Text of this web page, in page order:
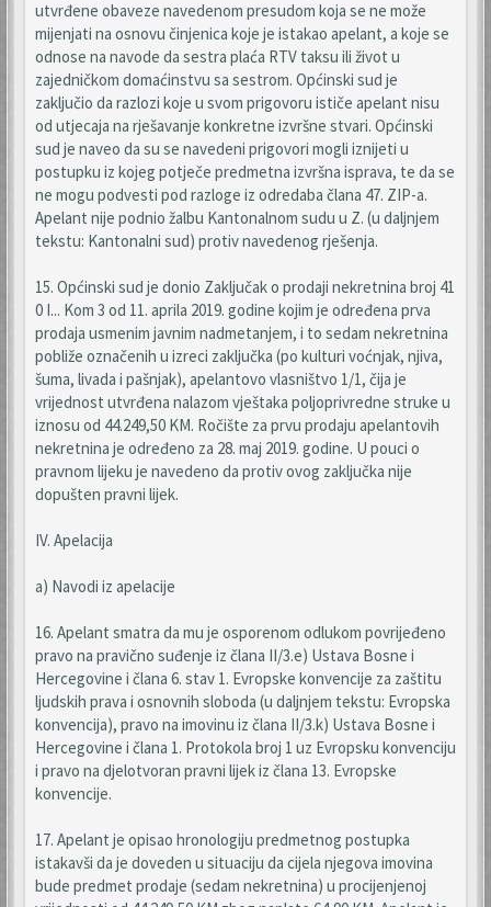
utvrđene obaveze navedenom presudom koja se ne može
mijenjati na osnovu činjenica koje je istakao apelant, a koje se
odnose na navode da sestra plaća RTV taksu ili život u
zajedničkom domaćinstvu sa sestrom. Općinski sud je
zaključio da razlozi koje u svom prigovoru ističe apelant nisu
od utjecaja na rješavanje konkretne izvršne stvari. Općinski
sud je naveo da su se navedeni prigovori mogli iznijeti u
postupku iz kojeg potječe predmetna izvršna isprava, te da se
ne mogu podvesti pod razloge iz odredaba člana 47. ZIP-a.
Apelant nije podnio žalbu Kantonalnom sudu u Z. (u daljnjem
tekstu: Kantonalni sud) protiv navedenog rješenja.
15. Općinski sud je donio Zaključak o prodaji nekretnina broj 41
0 I... Kom 3 od 11. aprila 2019. godine kojim je određena prva
prodaja usmenim javnim nadmetanjem, i to sedam nekretnina
pobliže označenih u izreci zaključka (po kulturi voćnjak, njiva,
šuma, livada i pašnjak), apelantovo vlasništvo 1/1, čija je
vrijednost utvrđena nalazom vještaka poljoprivredne struke u
iznosu od 44.249,50 KM. Ročište za prvu prodaju apelantovih
nekretnina je određeno za 28. maj 2019. godine. U pouci o
pravnom lijeku je navedeno da protiv ovog zaključka nije
dopušten pravni lijek.
IV. Apelacija
a) Navodi iz apelacije
16. Apelant smatra da mu je osporenom odlukom povrijeđeno
pravo na pravično suđenje iz člana II/3.e) Ustava Bosne i
Hercegovine i člana 6. stav 1. Evropske konvencije za zaštitu
ljudskih prava i osnovnih sloboda (u daljnjem tekstu: Evropska
konvencija), pravo na imovinu iz člana II/3.k) Ustava Bosne i
Hercegovine i člana 1. Protokola broj 1 uz Evropsku konvenciju
i pravo na djelotvoran pravni lijek iz člana 13. Evropske
konvencije.
17. Apelant je opisao hronologiju predmetnog postupka
istakavši da je doveden u situaciju da cijela njegova imovina
bude predmet prodaje (sedam nekretnina) u procijenjenoj